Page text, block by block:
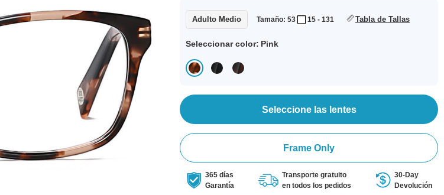
Adulto Medio Tamaño: 53 15 - 131 Tabla de Tallas
Seleccionar color: Pink
Seleccione las lentes
Frame Only
365 días
Garantía
Transporte gratuito
en todos los pedidos
30-Day
Devolución